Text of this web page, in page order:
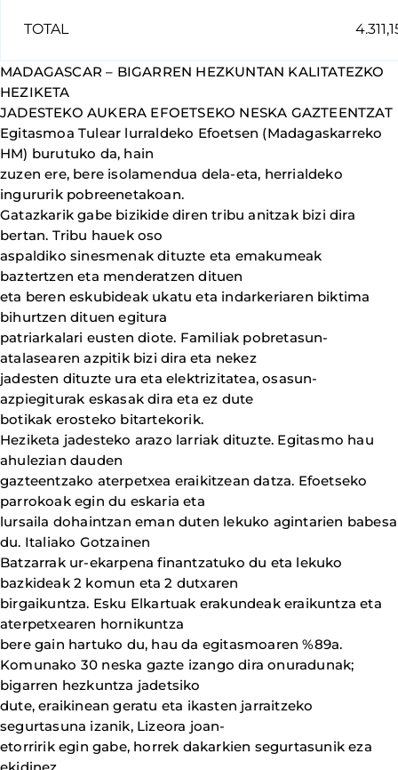
TOTAL
MADAGASCAR – BIGARREN HEZKUNTAN KALITATEZKO
HEZIKETA
JADESTEKO AUKERA EFOETSEKO NESKA GAZTEENTZAT
Egitasmoa Tulear lurraldeko Efoetsen (Madagaskarreko
HM) burutuko da, hain
zuzen ere, bere isolamendua dela-eta, herrialdeko
ingururik pobreenetakoan.
Gatazkarik gabe bizikide diren tribu anitzak bizi dira
bertan. Tribu hauek oso
aspaldiko sinesmenak dituzte eta emakumeak
baztertzen eta menderatzen dituen
eta beren eskubideak ukatu eta indarkeriaren biktima
bihurtzen dituen egitura
patriarkalari eusten diote. Familiak pobretasun-
atalasearen azpitik bizi dira eta nekez
jadesten dituzte ura eta elektrizitatea, osasun-
azpiegiturak eskasak dira eta ez dute
botikak erosteko bitartekorik.
Heziketa jadesteko arazo larriak dituzte. Egitasmo hau
ahulezian dauden
gazteentzako aterpetxea eraikitzean datza. Efoetseko
parrokoak egin du eskaria eta
lursaila dohaintzan eman duten lekuko agintarien babesa
du. Italiako Gotzainen
Batzarrak ur-ekarpena finantzatuko du eta lekuko
bazkideak 2 komun eta 2 dutxaren
birgaikuntza. Esku Elkartuak erakundeak eraikuntza eta
aterpetxearen hornikuntza
bere gain hartuko du, hau da egitasmoaren %89a.
Komunako 30 neska gazte izango dira onuradunak;
bigarren hezkuntza jadetsiko
dute, eraikinean geratu eta ikasten jarraitzeko
segurtasuna izanik, Lizeora joan-
etorririk egin gabe, horrek dakarkien segurtasunik eza